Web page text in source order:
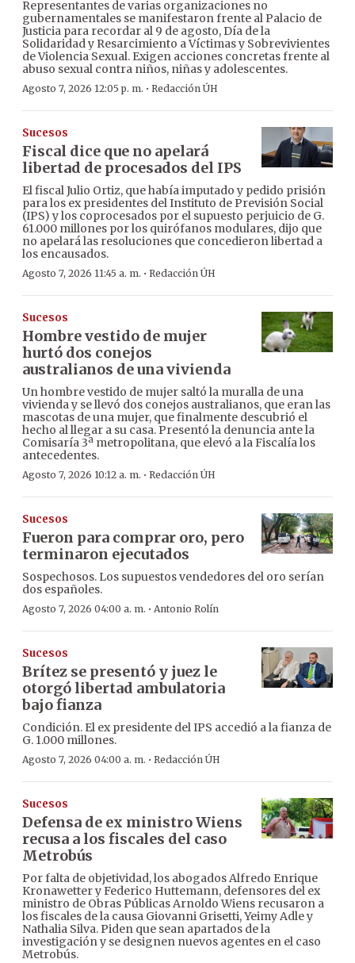
Representantes de varias organizaciones no
gubernamentales se manifestaron frente al Palacio de
Justicia para recordar al 9 de agosto, Día de la
Solidaridad y Resarcimiento a Víctimas y Sobrevivientes
de Violencia Sexual. Exigen acciones concretas frente al
abuso sexual contra niños, niñas y adolescentes.
Agosto 7, 2026 12:05 p. m. · Redacción ÚH
Sucesos
Fiscal dice que no apelará
libertad de procesados del IPS
El fiscal Julio Ortiz, que había imputado y pedido prisión
para los ex presidentes del Instituto de Previsión Social
(IPS) y los coprocesados por el supuesto perjuicio de G.
61.000 millones por los quirófanos modulares, dijo que
no apelará las resoluciones que concedieron libertad a
los encausados.
Agosto 7, 2026 11:45 a. m. · Redacción ÚH
Sucesos
Hombre vestido de mujer
hurtó dos conejos
australianos de una vivienda
Un hombre vestido de mujer saltó la muralla de una
vivienda y se llevó dos conejos australianos, que eran las
mascotas de una mujer, que finalmente descubrió el
hecho al llegar a su casa. Presentó la denuncia ante la
Comisaría 3ª metropolitana, que elevó a la Fiscalía los
antecedentes.
Agosto 7, 2026 10:12 a. m. · Redacción ÚH
Sucesos
Fueron para comprar oro, pero
terminaron ejecutados
Sospechosos. Los supuestos vendedores del oro serían
dos españoles.
Agosto 7, 2026 04:00 a. m. · Antonio Rolín
Sucesos
Brítez se presentó y juez le
otorgó libertad ambulatoria
bajo fianza
Condición. El ex presidente del IPS accedió a la fianza de
G. 1.000 millones.
Agosto 7, 2026 04:00 a. m. · Redacción ÚH
Sucesos
Defensa de ex ministro Wiens
recusa a los fiscales del caso
Metrobús
Por falta de objetividad, los abogados Alfredo Enrique
Kronawetter y Federico Huttemann, defensores del ex
ministro de Obras Públicas Arnoldo Wiens recusaron a
los fiscales de la causa Giovanni Grisetti, Yeimy Adle y
Nathalia Silva. Piden que sean apartados de la
investigación y se designen nuevos agentes en el caso
Metrobús.